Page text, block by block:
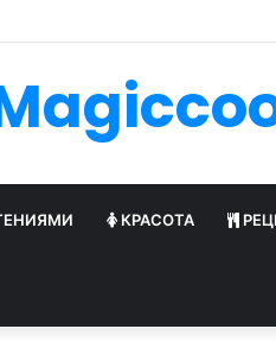
КРАСОТА